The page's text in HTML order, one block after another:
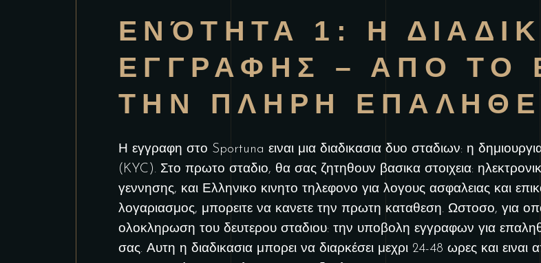
ΕΝΌΤΗΤΑ 1: Η
ΕΓΓΡΑΦΗΣ – ΑΠΟ ΤΟ
ΤΗΝ ΠΛΗΡΗ
Η εγγραφη στο Sportuna ειναι μια διαδικασια δυο σταδιων: η
(KYC). Στο πρωτο σταδιο, θα σας ζητηθουν βασικα στοιχεια:
γεννησης, και Ελληνικο κινητο τηλεφονο για λογους ασφαλειας και
λογαριασμος, μπορειτε να κανετε την πρωτη καταθεση. Ωστοσο, για
ολοκληρωση του δευτερου σταδιου: την υποβολη εγγραφων για
σας. Αυτη η διαδικασια μπορει να διαρκέσει μεχρι 24-48 ωρες και